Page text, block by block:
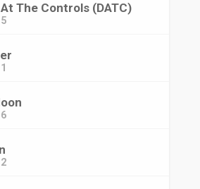
The Controls (DATC)
5
1
6
2